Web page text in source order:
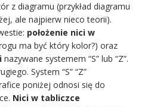
z diagramu (przykład diagramu
ale najpierw nieco teorii).
położenie nici w
ma być który kolor?) oraz
nazywane systemem “S” lub “Z”.
System “S” “Z”
poniżej odnosi się do
Nici w tabliczce